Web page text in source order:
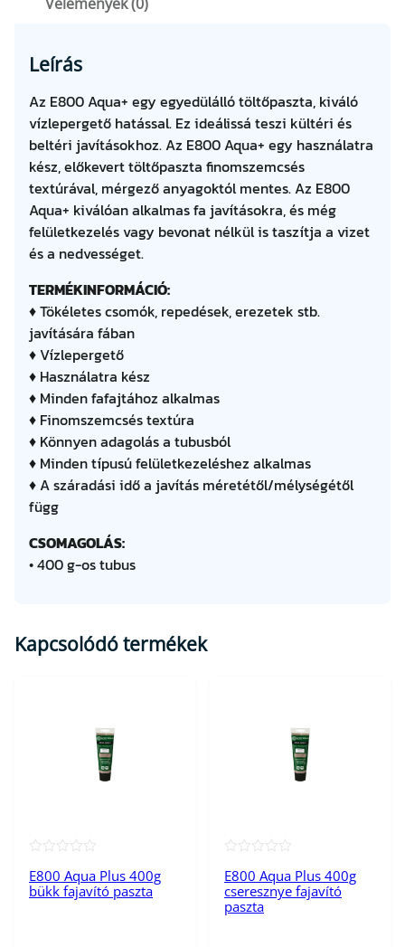
a
n
y
i
s
é
g
Leírás
Az E800 Aqua+ egy egyedülálló töltőpaszta, kiváló
vízlepergető hatással. Ez ideálissá teszi kültéri és
beltéri javításokhoz. Az E800 Aqua+ egy használatra
kész, előkevert töltőpaszta finomszemcsés
textúrával, mérgező anyagoktól mentes. Az E800
Aqua+ kiválóan alkalmas fa javításokra, és még
felületkezelés vagy bevonat nélkül is taszítja a vizet
és a nedvességet.
TERMÉKINFORMÁCIÓ:
♦ Tökéletes csomók, repedések, erezetek stb.
javítására fában
♦ Vízlepergető
♦ Használatra kész
♦ Minden fafajtához alkalmas
♦ Finomszemcsés textúra
♦ Könnyen adagolás a tubusból
♦ Minden típusú felületkezeléshez alkalmas
♦ A száradási idő a javítás méretétől/mélységétől
függ
CSOMAGOLÁS:
• 400 g-os tubus
Kapcsolódó termékek
E800 Aqua Plus 400g
bükk fajavító paszta
E800 Aqua Plus 400g
cseresznye fajavító
paszta